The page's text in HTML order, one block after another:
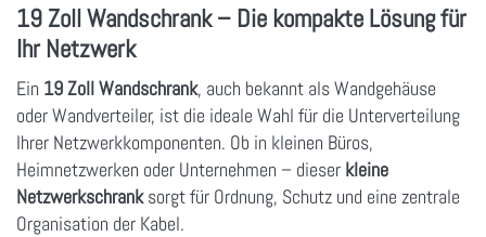
19 Zoll Wandschrank – Die kompakte Lösung für
Ihr Netzwerk
Ein 19 Zoll Wandschrank, auch bekannt als Wandgehäuse
oder Wandverteiler, ist die ideale Wahl für die Unterverteilung
Ihrer Netzwerkkomponenten. Ob in kleinen Büros,
Heimnetzwerken oder Unternehmen – dieser kleine
Netzwerkschranksorgt für Ordnung, Schutz und eine zentrale
Organisation der Kabel.